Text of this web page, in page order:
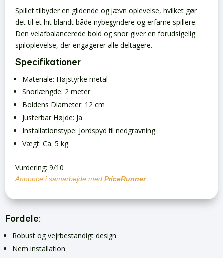
Spillet tilbyder en glidende og jævn oplevelse, hvilket gør
det til et hit blandt både nybegyndere og erfarne spillere.
Den velafbalancerede bold og snor giver en forudsigelig
spiloplevelse, der engagerer alle deltagere.
Specifikationer
Materiale: Højstyrke metal
Snorlængde: 2 meter
Boldens Diameter: 12 cm
Justerbar Højde: Ja
Installationstype: Jordspyd til nedgravning
Vægt: Ca. 5 kg
Vurdering: 9/10
Annonce i samarbejde medPriceRunner
Fordele:
Robust og vejrbestandigt design
Nem installation